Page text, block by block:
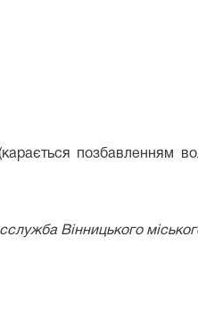
позбавленням
Вінницького